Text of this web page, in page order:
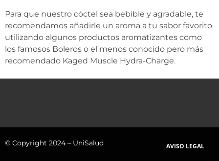
Para que nuestro cóctel sea bebible y agradable, te
recomendamos añadirle un aroma a tu sabor favorito
utilizando algunos productos aromatizantes como
los famosos Boleros o el menos conocido pero más
recomendado Kaged Muscle Hydra-Charge.
© Copyright 2024 – UniSalud AVISO LEGAL